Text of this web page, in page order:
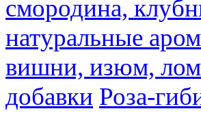
смородина,
натуральные
вишни, изюм,
добавки Роза-